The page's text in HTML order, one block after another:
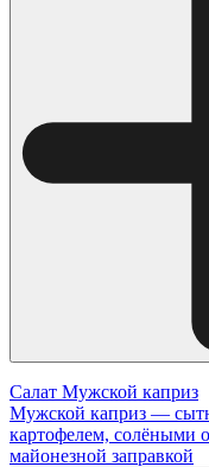
Салат Мужской каприз
Мужской каприз —
картофелем, солёными
майонезной заправкой